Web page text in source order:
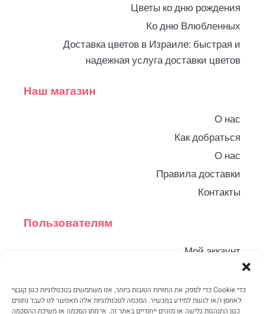
כדי לספק את החוויות הטובות ביותר, אנו משתמשים בטכנולוגיות כגון קובצי Cookie כדי
לאחסן ו/או לגשת למידע במכשיר. הסכמה לטכנולוגיות אלה תאפשר לנו לעבד נתונים
כגון התנהגות גלישה או מזהים ייחודיים באתר זה. אי־מתן הסכמה או משיכת ההסכמה
Цветы ко дню рождения
Ко дню Влюбленных
Доставка цветов в Израиле: быстрая и
надежная услуга доставки цветов
Наш магазин
О нас
Как добраться
О нас
Правила доставки
Контакты
Пользователям
Мой аккаунт
Правила и условия
Конфиденциальность